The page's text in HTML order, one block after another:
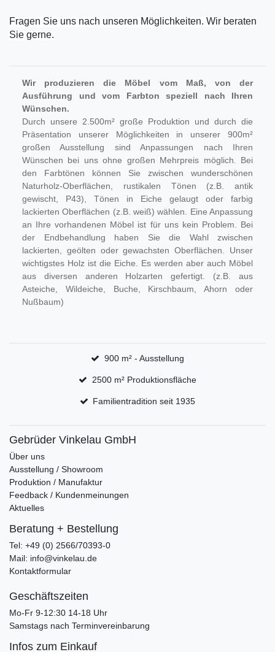
Fragen Sie uns nach unseren Möglichkeiten. Wir beraten
Sie gerne.
Wir produzieren die Möbel vom Maß, von der
Ausführung und vom Farbton speziell nach Ihren
Wünschen.
Durch unsere 2.500m² große Produktion und durch die
Präsentation unserer Möglichkeiten in unserer 900m²
großen Ausstellung sind Anpassungen nach Ihren
Wünschen bei uns ohne großen Mehrpreis möglich. Bei
den Farbtönen können Sie zwischen wunderschönen
Naturholz-Oberflächen, rustikalen Tönen (z.B. antik
gewischt, P43), Tönen in Eiche gelaugt oder farbig
lackierten Oberflächen (z.B. weiß) wählen. Eine Anpassung
an Ihre vorhandenen Möbel ist für uns kein Problem. Bei
der Endbehandlung haben Sie die Wahl zwischen
lackierten, geölten oder gewachsten Oberflächen. Unser
wichtigstes Holz ist die Eiche. Es werden aber auch Möbel
aus diversen anderen Holzarten gefertigt. (z.B. aus
Asteiche, Wildeiche, Buche, Kirschbaum, Ahorn oder
Nußbaum)
900 m² - Ausstellung
2500 m² Produktionsfläche
Familientradition seit 1935
Gebrüder Vinkelau GmbH
Über uns
Ausstellung / Showroom
Produktion / Manufaktur
Feedback / Kundenmeinungen
Aktuelles
Beratung + Bestellung
Tel: +49 (0) 2566/70393-0
Mail: info@vinkelau.de
Kontaktformular
Geschäftszeiten
Mo-Fr 9-12:30 14-18 Uhr
Samstags nach Terminvereinbarung
Infos zum Einkauf